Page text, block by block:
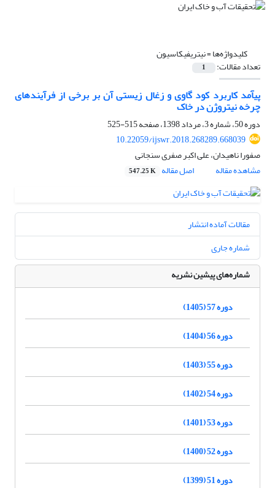
کلیدواژه‌ها =نیتریفیکاسیون
تعداد مقالات: 1
پیآمد کاربرد کود گاوی و زغال زیستی آن بر برخی از فرآیندهای
چرخه نیتروژن در خاک
دوره 50، شماره 3، مرداد 1398، صفحه
515-525
10.22059/ijswr.2018.268289.668039
صفورا ناهیدان، علی اکبر صفری سنجانی
مشاهده مقاله
اصل مقاله 547.25 K
مقالات آماده انتشار
شماره جاری
شماره‌های پیشین نشریه
دوره 57 (1405)
دوره 56 (1404)
دوره 55 (1403)
دوره 54 (1402)
دوره 53 (1401)
دوره 52 (1400)
دوره 51 (1399)